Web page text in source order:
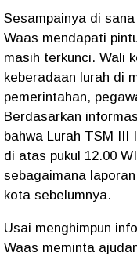
Sesampainya di
Waas mendapati
masih terkunci. Wali
keberadaan lurah di
pemerintahan,
Berdasarkan
bahwa Lurah TSM III
di atas pukul 12.00
sebagaimana
kota sebelumnya.
Usai menghimpun
Waas meminta